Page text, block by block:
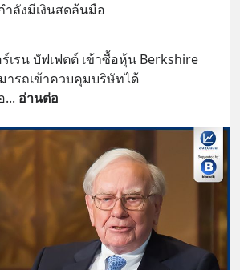
ำลังมีเงินสดล้นมือ
เรน บัฟเฟตต์ เข้าซื้อหุ้น Berkshire
ารถเข้าควบคุมบริษัทได้
... อ่านต่อ